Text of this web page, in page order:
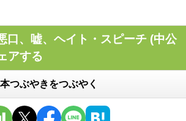
口、嘘、ヘイト・スピーチ (中公
アする
本つぶやきをつぶやく